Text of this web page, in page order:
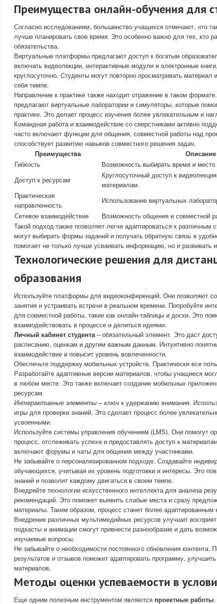
Преимущества онлайн-обучения для
Согласно исследованиям, большинство учащихся отмечают, что
лучше планировать свое время. Это особенно важно для тех, кто
обязательства.
Виртуальные платформы предлагают доступ к богатым
включать видеолекции, интерактивные модули и электронные
круглосуточно. Студенты могут повторно просматривать материал
себя темпе.
Направление к практике также находит отражение в таком
предлагают виртуальные лаборатории и симуляторы, которые
практике. Это делает процесс изучения более увлекательным и
Командная работа и взаимодействие со сверстниками активно
часто включают функции для общения, совместной работы над
способствует развитию навыков совместного решения задач.
Преимущества
Описание
Гибкость
Возможность выбирать время и место
Доступ к ресурсам
Круглосуточный доступ к
материалам.
Практическая
направленность
Использование виртуальных
Сетевое взаимодействие
Возможность общения и совместной
Такой подход также позволяет легче адаптироваться к различным
могут выбирать формы заданий и получать обратную связь в
помогает не только лучше усваивать информацию, но и развивать
Технологические решения для
образования
Используйте платформы для видеоконференций. Они позволяют
занятия и устраивать встречи в реальном времени. Попробуйте
для совместной работы, такие как онлайн-таблицы и доски. Это
взаимодействовать в процессе и делиться идеями.
Личный кабинет студента– обязательный элемент. Это даст
расписанию, оценкам и другим важным данным. Интуитивно
взаимодействие и повысит уровень вовлеченности.
Обеспечьте поддержку мобильных устройств. Практически все
Разработайте адаптивные версии материалов, чтобы учащиеся
в любом месте. Это также включает создание мобильных
ресурсам.
Интерактивные элементы – ключ к удержанию внимания.
игры для проверки знаний. Это сделает процесс более
усвоенными.
Используйте системы управления обучением (LMS). Они помогут
процесс, отслеживать успехи и предоставлять доступ к
включают форумы и чаты для общения между участниками.
Не забывайте о персонализированном подходе. Создавайте
обучающихся, учитывая их уровень подготовки и интересы. Это
знаний и позволит каждому двигаться в своем темпе.
Внедряйте технологии искусственного интеллекта для анализа
рекомендаций. Это поможет выявить слабые места и сразу
материалы. Таким образом, процесс станет более
Внедрение различных мультимедийных ресурсов улучшит
подкасты и анимации смогут привнести разнообразие и дать
изучаемые вопросы.
Не забывайте о необходимости постоянного обновления контента.
результатов и отзывов поможет адаптировать программу,
материалов.
Методы оценки успеваемости в
Еще одним полезным инструментом являются проектные работы